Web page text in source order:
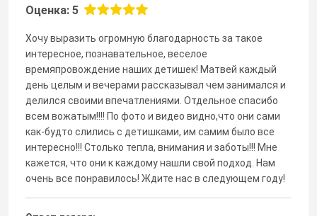
Оценка: 5
Хочу выразить огромную благодарность за такое
интересное, познавательное, веселое
времяпровождение наших детишек! Матвей каждый
день целым и вечерами рассказывал чем занимался и
делился своими впечатлениями. Отдельное спасибо
всем вожатым!!!! По фото и видео видно,что они сами
как-будто слились с детишками, им самим было все
интересно!!! Столько тепла, внимания и заботы!!! Мне
кажется, что они к каждому нашли свой подход. Нам
очень все понравилось! Ждите нас в следующем году!